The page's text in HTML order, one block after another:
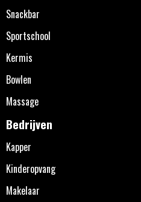
Snackbar
Sportschool
Kermis
Bowlen
Massage
Bedrijven
Kapper
Kinderopvang
Makelaar